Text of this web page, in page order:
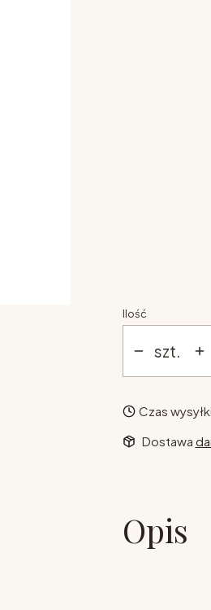
Ilość
szt.
Czas
Dostawa
Opis